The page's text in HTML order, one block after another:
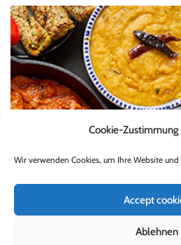
Cookie-
Wir verwenden Cookies, um Ihre Website
Accept
Ablehnen